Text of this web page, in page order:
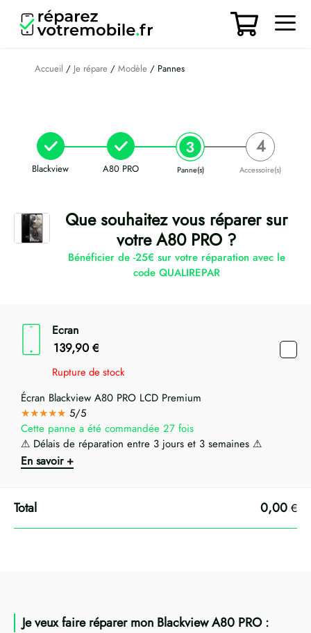
contenu
Accueil / Je répare / Modèle / Pannes
Blackview A80 PRO Panne(s) Accessoire(s)
Que souhaitez vous réparer sur
votre A80 PRO ?
Bénéficier de -25€ sur votre réparation avec le
code QUALIREPAR
Ecran
139,90 €
Rupture de stock
Écran Blackview A80 PRO LCD Premium
★★★★★ 5/5
Cette panne a été commandée 27 fois
⚠ Délais de réparation entre 3 jours et 3 semaines ⚠
En savoir +
0,00 €
Je veux faire réparer mon Blackview A80 PRO :